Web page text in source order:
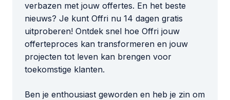
verbazen met jouw offertes. En het beste
nieuws? Je kunt Offri nu 14 dagen gratis
uitproberen! Ontdek snel hoe Offri jouw
offerteproces kan transformeren en jouw
projecten tot leven kan brengen voor
toekomstige klanten.
Ben je enthousiast geworden en heb je zin om